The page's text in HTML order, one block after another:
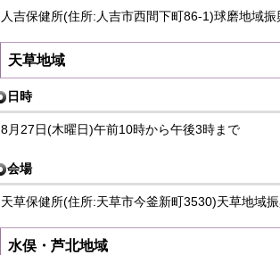
人吉保健所(住所:人吉市西間下町86‐1)球磨地域
天草地域
日時
8月27日(木曜日)午前10時から午後3時まで
会場
天草保健所(住所:天草市今釜新町3530)天草地域
水俣・芦北地域